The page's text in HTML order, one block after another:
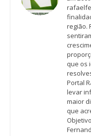
região.
que os
Portal
levar
maior
que